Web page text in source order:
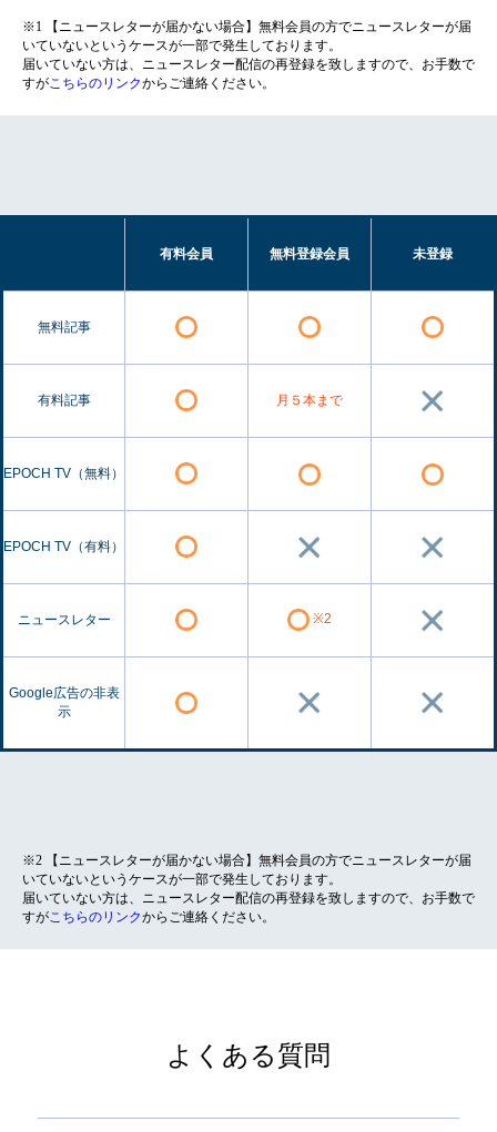
※1 【ニュースレターが届かない場合】無料会員の方でニュースレターが届
いていないというケースが一部で発生しております。
届いていない方は、ニュースレター配信の再登録を致しますので、お手数で
すがこちらのリンクからご連絡ください。
有料会員 無料登録会員 未登録
無料記事
有料記事 月５本まで
EPOCH TV（無料）
EPOCH TV（有料）
ニュースレター ※2
Google広告の非表
示
※2 【ニュースレターが届かない場合】無料会員の方でニュースレターが届
いていないというケースが一部で発生しております。
届いていない方は、ニュースレター配信の再登録を致しますので、お手数で
すがこちらのリンクからご連絡ください。
よくある質問